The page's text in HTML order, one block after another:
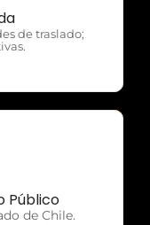
de traslado;
Público
de Chile.